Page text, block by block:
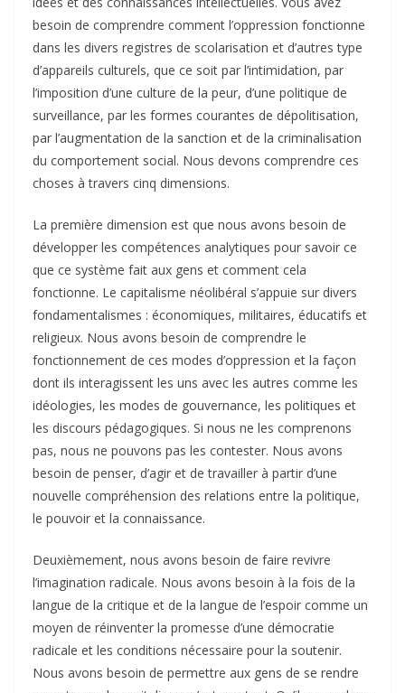
besoin de comprendre comment l’oppression fonctionne
dans les divers registres de scolarisation et d’autres type
d’appareils culturels, que ce soit par l’intimidation, par
l’imposition d’une culture de la peur, d’une politique de
surveillance, par les formes courantes de dépolitisation,
par l’augmentation de la sanction et de la criminalisation
du comportement social. Nous devons comprendre ces
choses à travers cinq dimensions.
La première dimension est que nous avons besoin de
développer les compétences analytiques pour savoir ce
que ce système fait aux gens et comment cela
fonctionne. Le capitalisme néolibéral s’appuie sur divers
fondamentalismes : économiques, militaires, éducatifs et
religieux. Nous avons besoin de comprendre le
fonctionnement de ces modes d’oppression et la façon
dont ils interagissent les uns avec les autres comme les
idéologies, les modes de gouvernance, les politiques et
les discours pédagogiques. Si nous ne les comprenons
pas, nous ne pouvons pas les contester. Nous avons
besoin de penser, d’agir et de travailler à partir d’une
nouvelle compréhension des relations entre la politique,
le pouvoir et la connaissance.
Deuxièmement, nous avons besoin de faire revivre
l’imagination radicale. Nous avons besoin à la fois de la
langue de la critique et de la langue de l’espoir comme un
moyen de réinventer la promesse d’une démocratie
radicale et les conditions nécessaire pour la soutenir.
Nous avons besoin de permettre aux gens de se rendre